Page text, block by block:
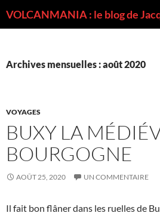
Archives mensuelles : août 2020
VOYAGES
BUXY LA
BOURGOGNE
AOÛT 25, 2020 UN COMMENTAIRE
Il fait bon flâner dans les ruelles de